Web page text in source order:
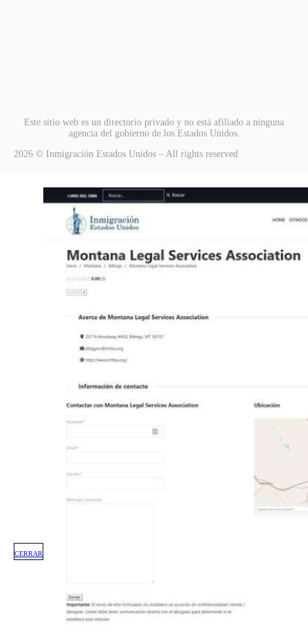
Este sitio web es un directorio privado y no está afiliado a ninguna
agencia del gobierno de los Estados Unidos.
2026 © Inmigración Estados Unidos – All rights reserved
CERRAR